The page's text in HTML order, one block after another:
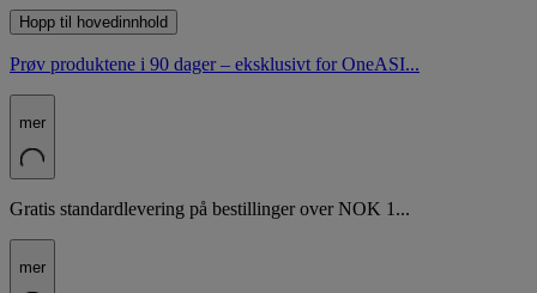
Hopp til hovedinnhold
Prøv produktene i 90 dager – eksklusivt for OneASI...
mer
Gratis standardlevering på bestillinger over NOK 1...
mer